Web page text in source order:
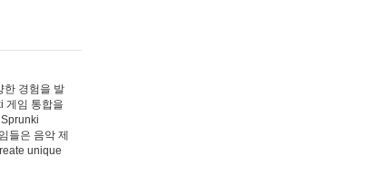
한 경험을 발
게임 통합을
들은 음악 제
unique